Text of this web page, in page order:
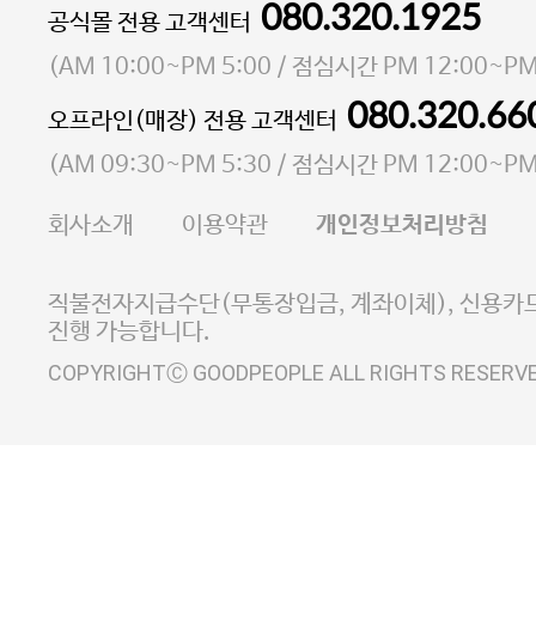
대표 이성현,박영환| 개인정보관리책임자 김상현
소재지 서울특별시 마포구 마포대로4다길 41 마포
통신판매업 신고번호 2023-서울마포-3931호
사업자등록번호 105-81-58242
E-MAIL goodpeople@gpin.co.kr
사업자정보확인
이니시스 에스크로 서비
공식몰 전용 고객센터 080.320.1925
(AM 10:00~PM 5:00 / 점심시간 PM
오프라인(매장) 전용 고객센터
(AM 09:30~PM 5:30 / 점심시간 PM
회사소개 이용약관 개인정보처리방침
직불전자지급수단(무통장입금, 계좌이체), 신용카
진행 가능합니다.
COPYRIGHTⒸ GOODPEOPLE ALL RIGHTS